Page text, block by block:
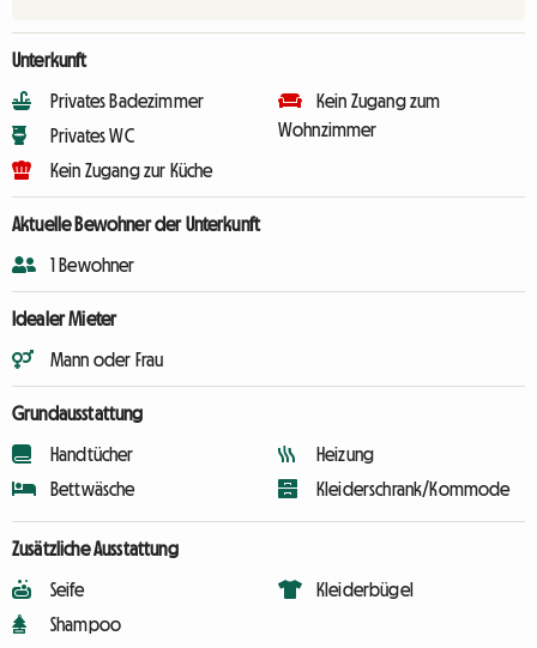
Unterkunft
Privates Badezimmer
Privates WC
Kein Zugang zur Küche
Kein Zugang zum
Wohnzimmer
Aktuelle Bewohner der Unterkunft
1 Bewohner
Idealer Mieter
Mann oder Frau
Grundausstattung
Handtücher
Bettwäsche
Heizung
Kleiderschrank/Kommode
Zusätzliche Ausstattung
Seife
Shampoo
Kleiderbügel